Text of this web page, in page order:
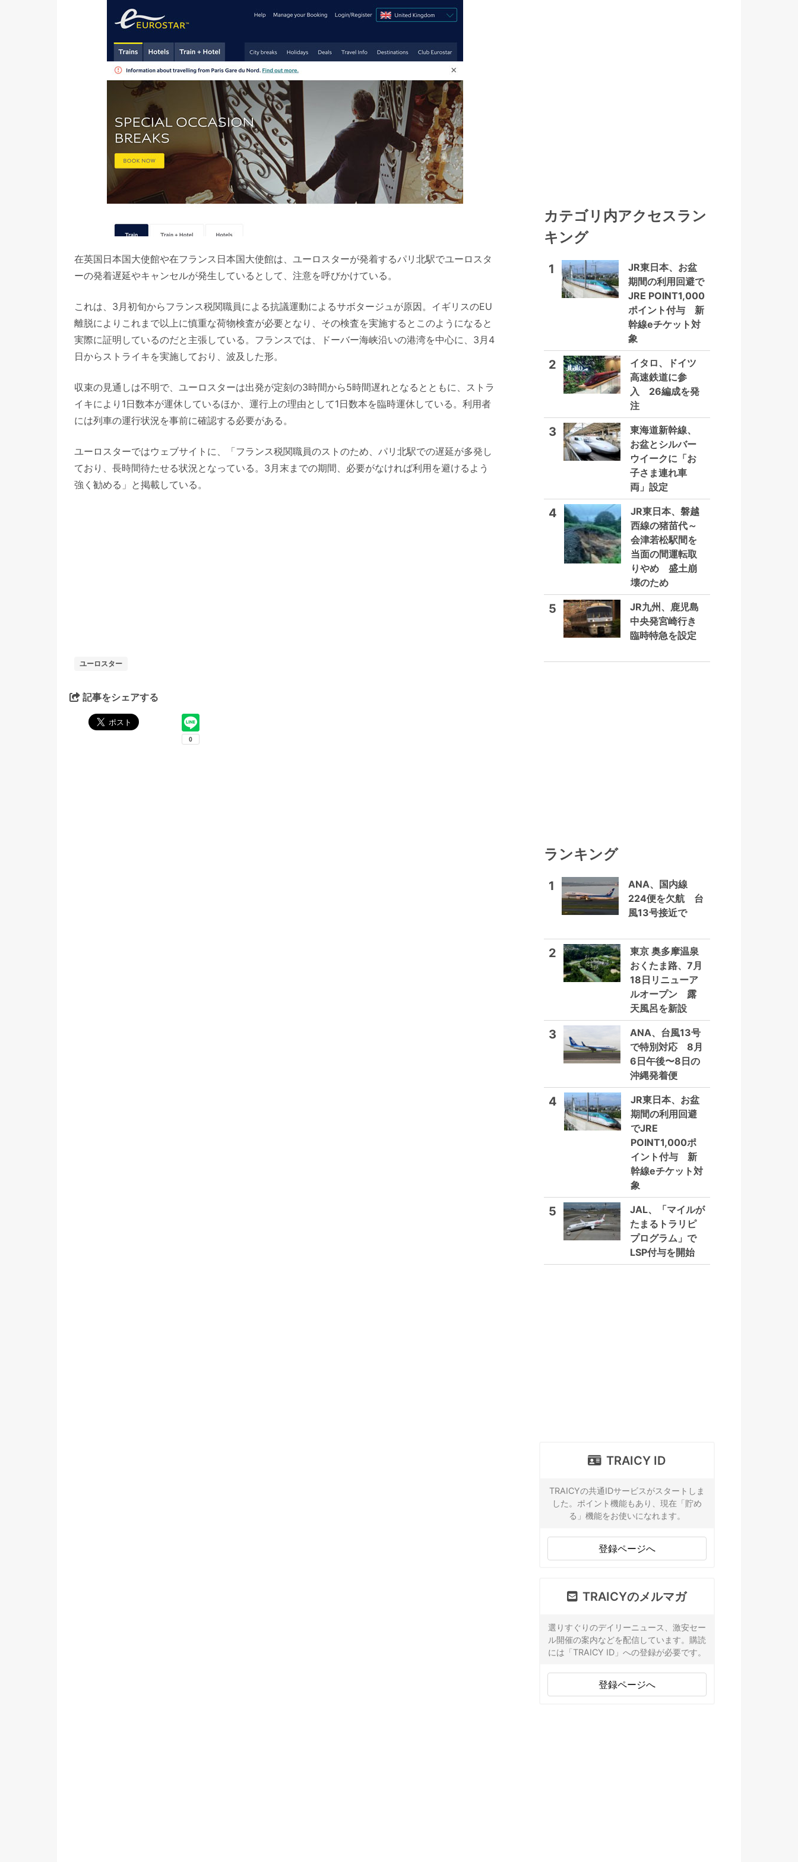
在英国日本国大使館や在フランス日本国大使館は、ユーロスターが発着するパリ北駅でユーロスタ
ーの発着遅延やキャンセルが発生しているとして、注意を呼びかけている。
これは、3月初旬からフランス税関職員による抗議運動によるサボタージュが原因。イギリスのEU
離脱によりこれまで以上に慎重な荷物検査が必要となり、その検査を実施するとこのようになると
実際に証明しているのだと主張している。フランスでは、ドーバー海峡沿いの港湾を中心に、3月4
日からストライキを実施しており、波及した形。
収束の見通しは不明で、ユーロスターは出発が定刻の3時間から5時間遅れとなるとともに、ストラ
イキにより1日数本が運休しているほか、運行上の理由として1日数本を臨時運休している。利用者
には列車の運行状況を事前に確認する必要がある。
ユーロスターではウェブサイトに、「フランス税関職員のストのため、パリ北駅での遅延が多発し
ており、長時間待たせる状況となっている。3月末までの期間、必要がなければ利用を避けるよう
強く勧める」と掲載している。
ユーロスター
記事をシェアする
カテゴリ内アクセスラン
キング
1
JR東日本、お盆
期間の利用回避で
JRE POINT1,000
ポイント付与 新
幹線eチケット対
象
2
イタロ、ドイツ
高速鉄道に参
入 26編成を発
注
3
東海道新幹線、
お盆とシルバー
ウイークに「お
子さま連れ車
両」設定
4
JR東日本、磐越
西線の猪苗代～
会津若松駅間を
当面の間運転取
りやめ 盛土崩
壊のため
5
JR九州、鹿児島
中央発宮崎行き
臨時特急を設定
ランキング
1
ANA、国内線
224便を欠航 台
風13号接近で
2
東京 奥多摩温泉
おくたま路、7月
18日リニューア
ルオープン 露
天風呂を新設
3
ANA、台風13号
で特別対応 8月
6日午後〜8日の
沖縄発着便
4
JR東日本、お盆
期間の利用回避
でJRE
POINT1,000ポ
イント付与 新
幹線eチケット対
象
5
JAL、「マイルが
たまるトラリピ
プログラム」で
LSP付与を開始
TRAICY ID
TRAICYの共通IDサービスがスタートしま
した。ポイント機能もあり、現在「貯め
る」機能をお使いになれます。
登録ページへ
TRAICYのメルマガ
選りすぐりのデイリーニュース、激安セー
ル開催の案内などを配信しています。購読
には「TRAICY ID」への登録が必要です。
登録ページへ